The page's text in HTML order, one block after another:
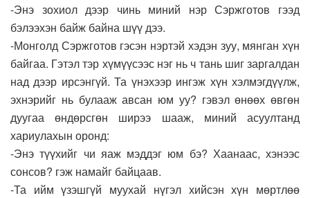
-Энэ зохиол дээр чинь миний нэр Сэржготов гээд
бэлээхэн байж байна шүү дээ.
-Монголд Сэржготов гэсэн нэртэй хэдэн зуу, мянган хүн
байгаа. Гэтэл тэр хүмүүсээс нэг нь ч тань шиг заргалдан
над дээр ирсэнгүй. Та үнэхээр ингэж хүн хэлмэгдүүлж,
эхнэрийг нь булааж авсан юм уу? гэвэл өнөөх өвгөн
дуугаа өндөрсгөн ширээ шааж, миний асуултанд
хариулахын оронд:
-Энэ түүхийг чи яаж мэддэг юм бэ? Хаанаас, хэнээс
сонсов? гэж намайг байцаав.
-Та ийм үзэшгүй муухай нүгэл хийсэн хүн мөртлөө